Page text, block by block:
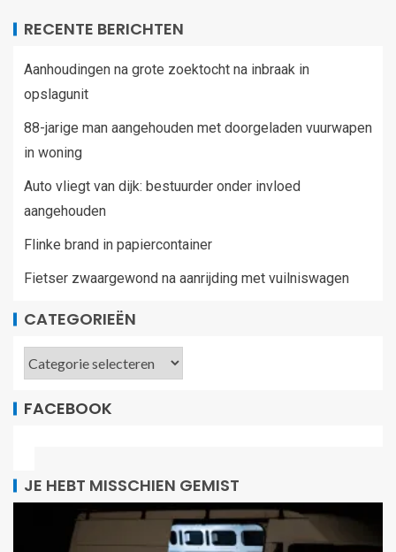
RECENTE BERICHTEN
Aanhoudingen na grote zoektocht na inbraak in
opslagunit
88-jarige man aangehouden met doorgeladen vuurwapen
in woning
Auto vliegt van dijk: bestuurder onder invloed
aangehouden
Flinke brand in papiercontainer
Fietser zwaargewond na aanrijding met vuilniswagen
CATEGORIEËN
FACEBOOK
JE HEBT MISSCHIEN GEMIST